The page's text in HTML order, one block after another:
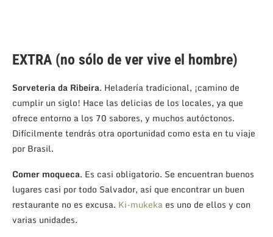
EXTRA (no sólo de ver vive el hombre)
Sorveteria da Ribeira. Heladería tradicional, ¡camino de
cumplir un siglo! Hace las delicias de los locales, ya que
ofrece entorno a los 70 sabores, y muchos autóctonos.
Difícilmente tendrás otra oportunidad como esta en tu viaje
por Brasil.
Comer moqueca. Es casi obligatorio. Se encuentran buenos
lugares casi por todo Salvador, así que encontrar un buen
restaurante no es excusa. Ki-mukeka es uno de ellos y con
varias unidades.